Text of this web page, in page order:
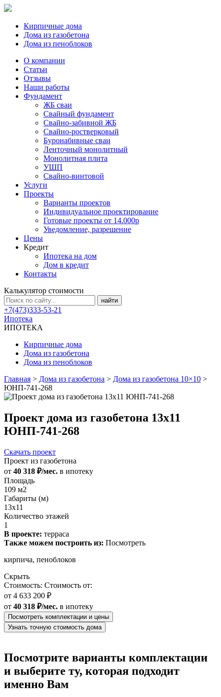
Кирпичные дома
Дома из газобетона
Дома из пеноблоков
О компании
Статьи
Отзывы
Наши работы
Фундамент
ЖБ сваи
Свайный фундамент
Свайно-забивной ЖБ
Свайно-ростверковый
Буронабивные сваи
Ленточный монолитный
Монолитная плита
УШП
Свайно-винтовой
Услуги
Проекты
Варианты проектов
Индивидуальное проектирование
Готовые проекты от 14.000р
Уведомление, разрешение
Цены
Кредит
Ипотека на дом
Дом в кредит
Контакты
Калькулятор стоимости
+7(473)333-53-21
Ипотека
ИПОТЕКА
Кирпичные дома
Дома из газобетона
Дома из пеноблоков
Главная > Дома из газобетона > Дома из газобетона 10×10 >
ЮНП-741-268
Проект дома из газобетона 13х11
ЮНП-741-268
Скачать проект
Проект из газобетона
от 40 318 ₽/мес. в ипотеку
Площадь
109 м2
Габариты (м)
13x11
Количество этажей
1
В проекте: терраса
Также можем построить из: Посмотреть
кирпича, пеноблоков
Скрыть
Стоимость: Стоимость от:
от 4 633 200 ₽
от 40 318 ₽/мес. в ипотеку
Посмотреть комплектации и цены
Узнать точную стоимость дома
Посмотрите варианты комплектации
и выберите ту, которая подходит
именно Вам